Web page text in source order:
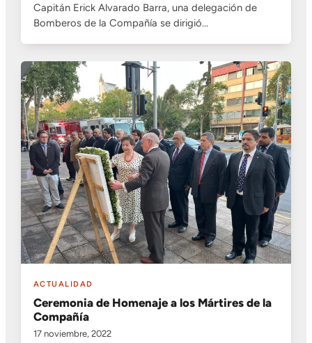
Capitán Erick Alvarado Barra, una delegación de
Bomberos de la Compañía se dirigió…
ACTUALIDAD
Ceremonia de Homenaje a los Mártires de la
Compañía
17 noviembre, 2022